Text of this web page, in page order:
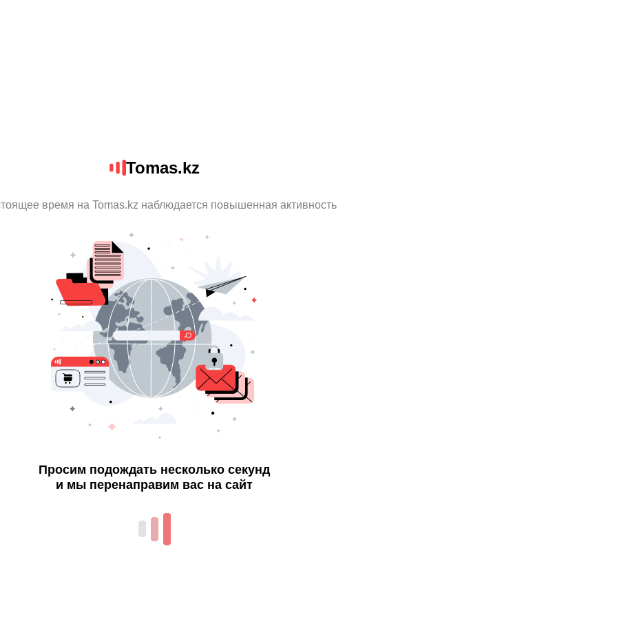
Tomas.kz
время на Tomas.kz наблюдается повышенная активность
Просим подождать несколько секунд
и мы перенаправим вас на сайт